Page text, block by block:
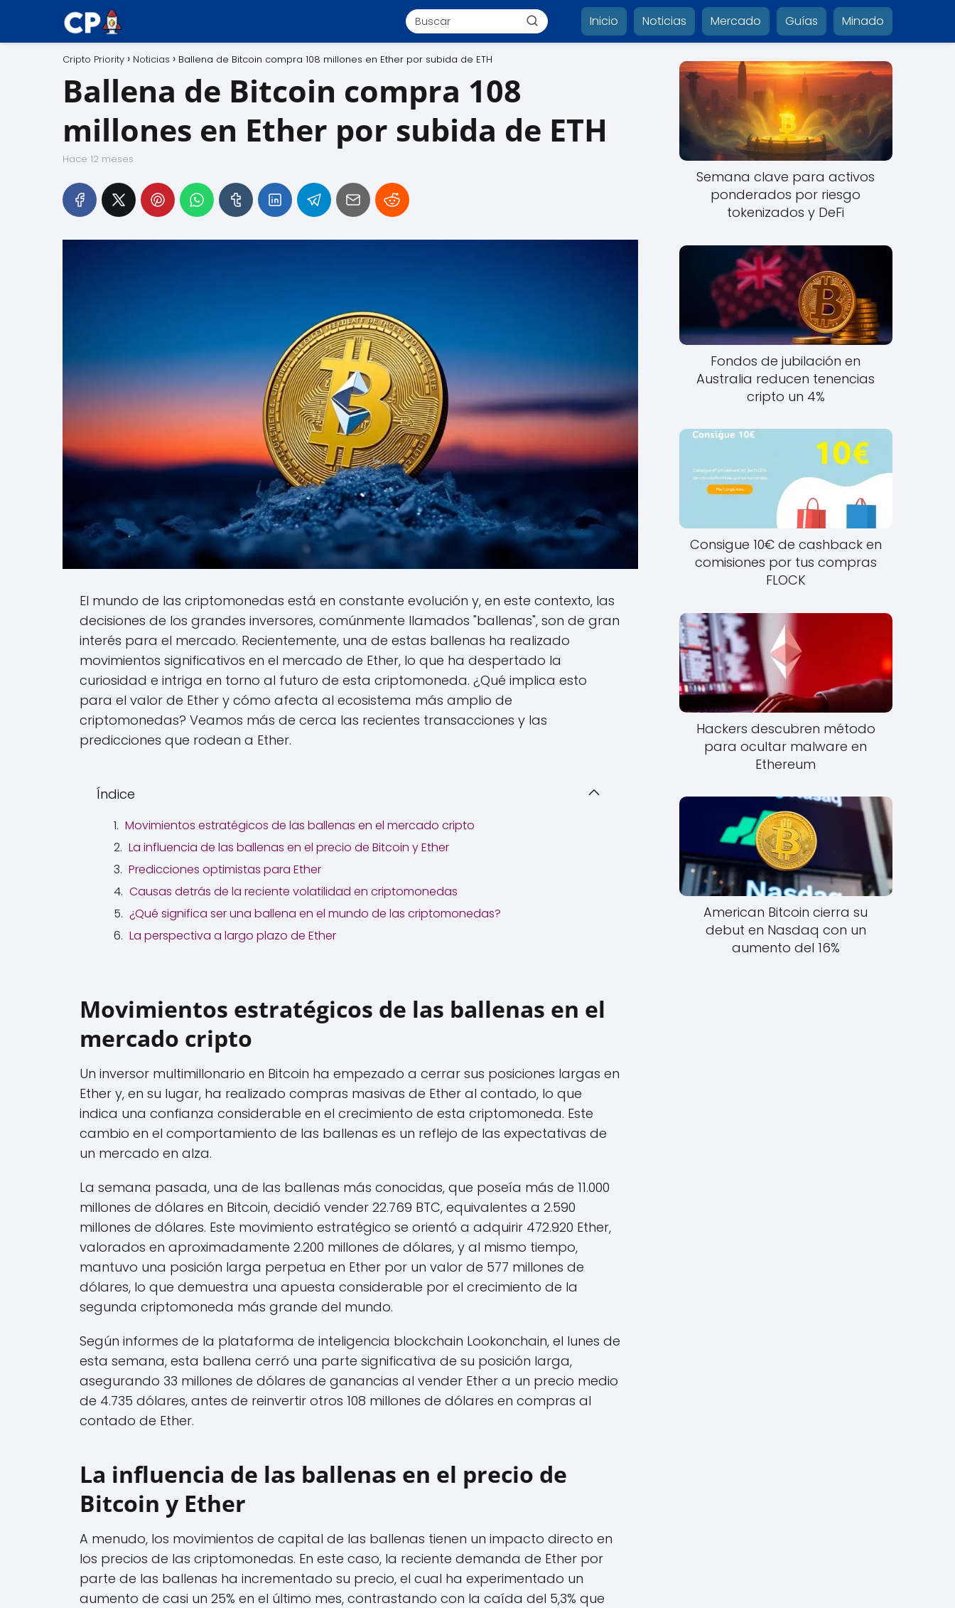
Inicio Noticias Mercado Guías Minado
Cripto Priority Noticias Ballena de Bitcoin compra 108 millones en Ether por subida de ETH
Ballena de Bitcoin compra 108
millones en Ether por subida de ETH
hace 12 meses
El mundo de las criptomonedas está en constante evolución y, en este contexto, las
decisiones de los grandes inversores, comúnmente llamados "ballenas", son de gran
interés para el mercado. Recientemente, una de estas ballenas ha realizado
movimientos significativos en el mercado de Ether, lo que ha despertado la
curiosidad e intriga en torno al futuro de esta criptomoneda. ¿Qué implica esto
para el valor de Ether y cómo afecta al ecosistema más amplio de
criptomonedas? Veamos más de cerca las recientes transacciones y las
predicciones que rodean a Ether.
Índice
Movimientos estratégicos de las ballenas en el mercado cripto
La influencia de las ballenas en el precio de Bitcoin y Ether
Predicciones optimistas para Ether
Causas detrás de la reciente volatilidad en criptomonedas
¿Qué significa ser una ballena en el mundo de las criptomonedas?
La perspectiva a largo plazo de Ether
Movimientos estratégicos de las ballenas en el
mercado cripto
Un inversor multimillonario en Bitcoin ha empezado a cerrar sus posiciones largas en
Ether y, en su lugar, ha realizado compras masivas de Ether al contado, lo que
indica una confianza considerable en el crecimiento de esta criptomoneda. Este
cambio en el comportamiento de las ballenas es un reflejo de las expectativas de
un mercado en alza.
La semana pasada, una de las ballenas más conocidas, que poseía más de 11.000
millones de dólares en Bitcoin, decidió vender 22.769 BTC, equivalentes a 2.590
millones de dólares. Este movimiento estratégico se orientó a adquirir 472.920 Ether,
valorados en aproximadamente 2.200 millones de dólares, y al mismo tiempo,
mantuvo una posición larga perpetua en Ether por un valor de 577 millones de
dólares, lo que demuestra una apuesta considerable por el crecimiento de la
segunda criptomoneda más grande del mundo.
Según informes de la plataforma de inteligencia blockchain Lookonchain, el lunes de
esta semana, esta ballena cerró una parte significativa de su posición larga,
asegurando 33 millones de dólares de ganancias al vender Ether a un precio medio
de 4.735 dólares, antes de reinvertir otros 108 millones de dólares en compras al
contado de Ether.
La influencia de las ballenas en el precio de
Bitcoin y Ether
A menudo, los movimientos de capital de las ballenas tienen un impacto directo en
los precios de las criptomonedas. En este caso, la reciente demanda de Ether por
parte de las ballenas ha incrementado su precio, el cual ha experimentado un
aumento de casi un 25% en el último mes, contrastando con la caída del 5,3% que
Semana clave para activos
ponderados por riesgo
tokenizados y DeFi
Fondos de jubilación en
Australia reducen tenencias
cripto un 4%
Consigue 10€ de cashback en
comisiones por tus compras
FLOCK
Hackers descubren método
para ocultar malware en
Ethereum
American Bitcoin cierra su
debut en Nasdaq con un
aumento del 16%